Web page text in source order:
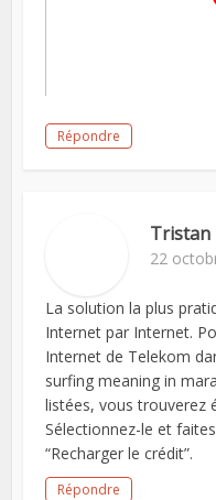
Répondre
Tristan
22
La solution la plus
Internet par Internet.
Internet de Telekom
surfing meaning in
listées, vous trouverez
Sélectionnez-le et
“Recharger le crédit”.
Répondre